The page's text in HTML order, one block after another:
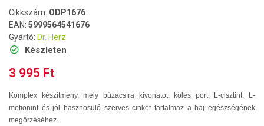
Cikkszám: ODP1676
EAN: 5999564541676
Gyártó: Dr. Herz
Készleten
3 995 Ft
Komplex készítmény, mely búzacsíra kivonatot, köles port, L-cisztint, L-
metionint és jól hasznosuló szerves cinket tartalmaz a haj egészségének
megőrzéséhez.